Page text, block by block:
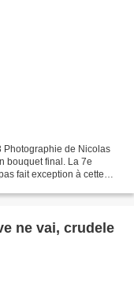
Photographie de Nicolas
bouquet final. La 7e
fait exception à cette
ne vai, crudele